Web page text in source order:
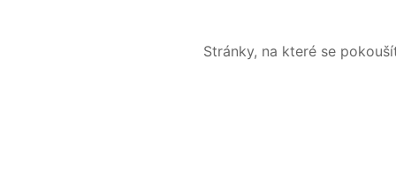
Stránky, na které se